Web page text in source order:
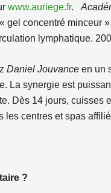
www.auriege.fr.
gel concentré minceur
lymphatique.
Daniel Jouvance en un
La synergie est
Dès 14 jours, cuisses
les centres et spas
?